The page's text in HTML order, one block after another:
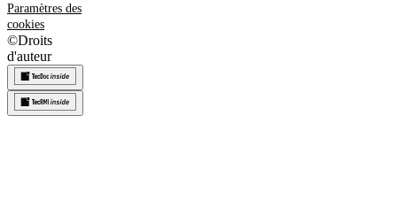
Paramètres des
cookies
©Droits
d'auteur